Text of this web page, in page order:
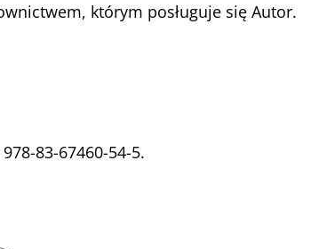
którym posługuje się Autor.
83-67460-54-5.